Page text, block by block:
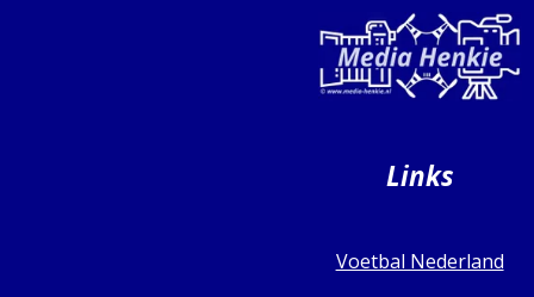
Links
Voetbal Nederland